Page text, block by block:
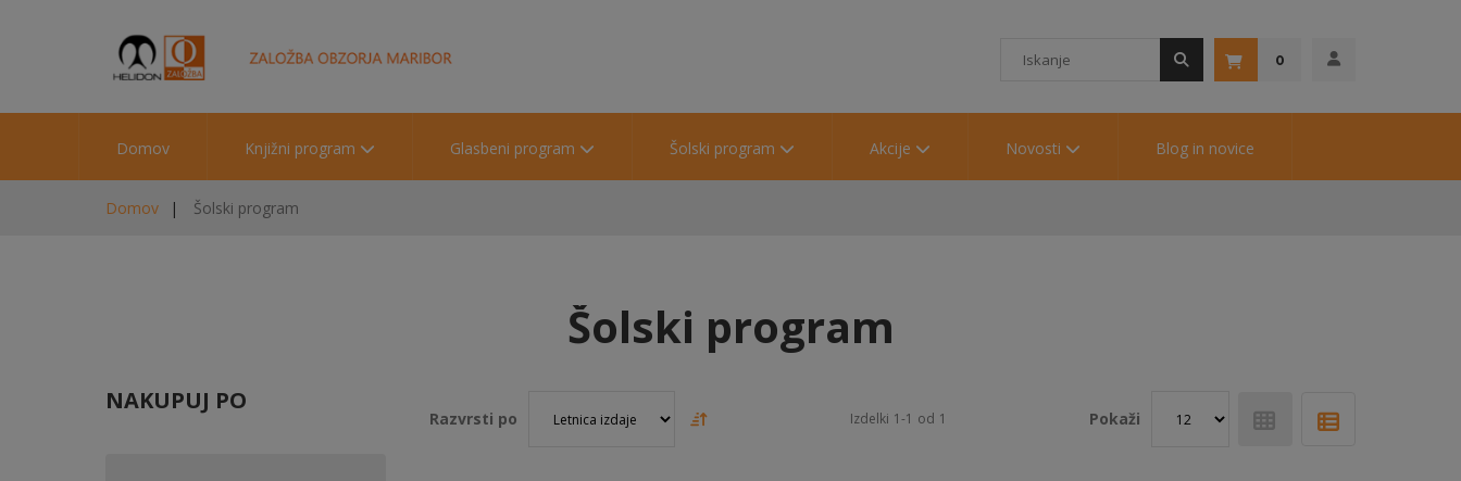
0
Domov Knjižni program Glasbeni program Šolski program Akcije Novosti Blog in novice
Domov Šolski program
Šolski program
Razvrsti po Izdelki 1-1 od 1 Pokaži
NAKUPUJ PO